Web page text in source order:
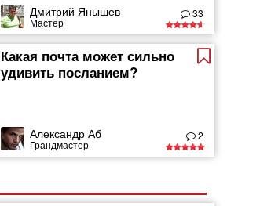
Дмитрий Янышев
Мастер
33
Какая почта может сильно
удивить посланием?
Александр Аб
Грандмастер
2